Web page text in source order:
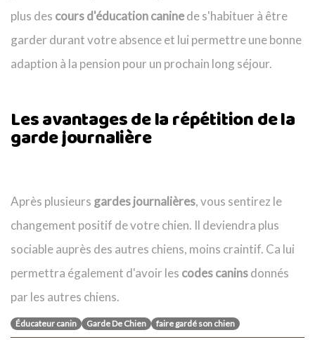
plus des cours d'éducation caninede s'habituer à être
garder durant votre absence et lui permettre une bonne
adaption à la pension pour un prochain long séjour.
Les avantages de la répétition de la
garde journalière
Après plusieurs gardes journalières, vous sentirez le
changement positif de votre chien. Il deviendra plus
sociable auprès des autres chiens, moins craintif. Ca lui
permettra également d'avoir les codes caninsdonnés
par les autres chiens.
Éducateur canin Garde De Chien faire gardé son chien